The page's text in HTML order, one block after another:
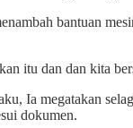
bantuan
itu dan dan kita
Ia megatakan
dokumen.